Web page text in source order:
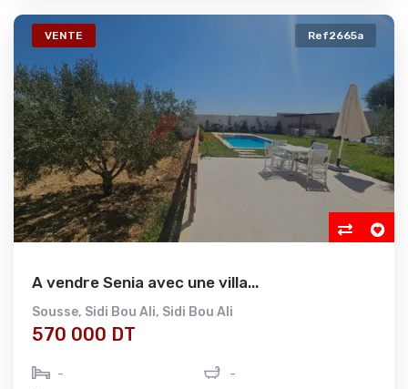
VENTE Ref2665a
A vendre Senia avec une villa...
Sousse, Sidi Bou Ali, Sidi Bou Ali
570 000 DT
-
-